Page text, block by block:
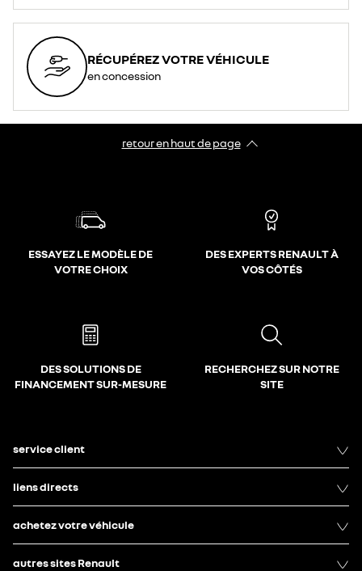
RÉCUPÉREZ VOTRE VÉHICULE
en concession
retour en haut de page​
ESSAYEZ LE MODÈLE DE
VOTRE CHOIX
DES EXPERTS RENAULT À
VOS CÔTÉS
DES SOLUTIONS DE
FINANCEMENT SUR-MESURE
RECHERCHEZ SUR NOTRE
SITE
service client
liens directs
achetez votre véhicule
autres sites Renault